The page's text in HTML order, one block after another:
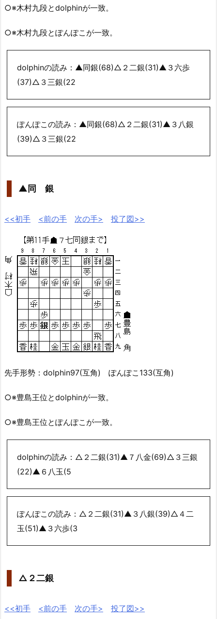
○※木村九段とdolphinが一致。
○※木村九段とぽんぽこが一致。
dolphinの読み：▲同銀(68)△２二銀(31)▲３六歩
(37)△３三銀(22
ぽんぽこの読み：▲同銀(68)△２二銀(31)▲３八銀
(39)△３三銀(22
▲同 銀
<<初手 <前の手 次の手> 投了図>>
先手形勢：dolphin97(互角) ぽんぽこ133(互角)
○※豊島王位とdolphinが一致。
○※豊島王位とぽんぽこが一致。
dolphinの読み：△２二銀(31)▲７八金(69)△３三銀
(22)▲６八玉(5
ぽんぽこの読み：△２二銀(31)▲３八銀(39)△４二
玉(51)▲３六歩(3
△２二銀
<<初手 <前の手 次の手> 投了図>>